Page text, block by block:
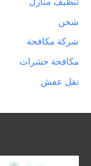
شحن
شركة مكافحة
مكافحة حشرات
نقل عفش